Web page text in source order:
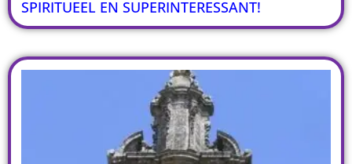
SPIRITUEEL EN SUPERINTERESSANT!